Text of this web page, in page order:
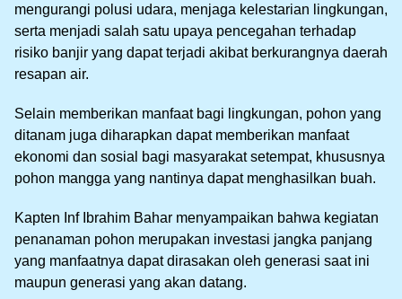
mengurangi polusi udara, menjaga kelestarian lingkungan,
serta menjadi salah satu upaya pencegahan terhadap
risiko banjir yang dapat terjadi akibat berkurangnya daerah
resapan air.
Selain memberikan manfaat bagi lingkungan, pohon yang
ditanam juga diharapkan dapat memberikan manfaat
ekonomi dan sosial bagi masyarakat setempat, khususnya
pohon mangga yang nantinya dapat menghasilkan buah.
Kapten Inf Ibrahim Bahar menyampaikan bahwa kegiatan
penanaman pohon merupakan investasi jangka panjang
yang manfaatnya dapat dirasakan oleh generasi saat ini
maupun generasi yang akan datang.